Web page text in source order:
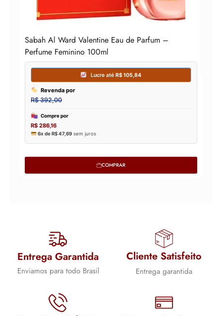
Sabah Al Ward Valentine Eau de Parfum –
Perfume Feminino 100ml
COMPRAR
Entrega Garantida
Enviamos para todo Brasil
Cliente Satisfeito
Entrega garantida